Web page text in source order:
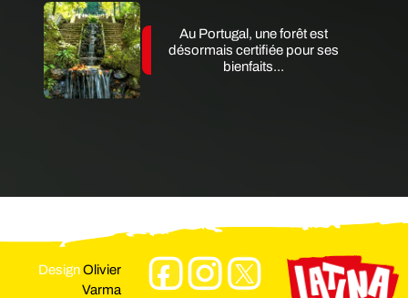
Au Portugal, une forêt est
désormais certifiée pour ses
bienfaits...
DesignOlivier
Varma